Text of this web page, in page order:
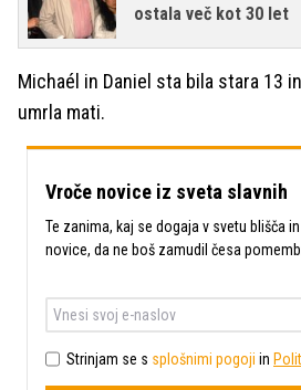
ostala več kot 30 let
Michaél in Daniel sta bila stara 13
umrla mati.
Vroče novice iz sveta slavnih
Te zanima, kaj se dogaja v svetu blišča
novice, da ne boš zamudil česa
Strinjam se s splošnimi pogoji in